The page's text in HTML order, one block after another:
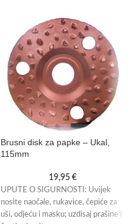
Brusni disk za papke – Ukal,
115mm
19,95 €
UPUTE O SIGURNOSTI: Uvijek
nosite naočale, rukavice, čepiće za
uši, odjeću i masku; uzdisaj prašine i